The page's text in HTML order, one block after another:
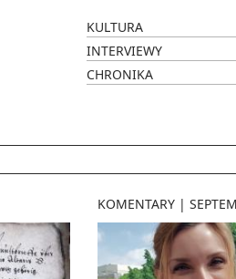
KULTURA
INTERVIEWY
CHRONIKA
KOMENTARY|